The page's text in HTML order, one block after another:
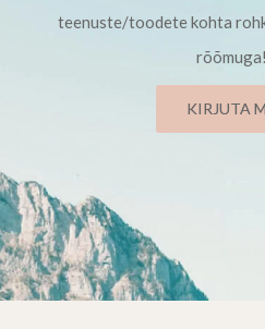
teenuste/toodete kohta
rõõmuga!
KIRJUTA